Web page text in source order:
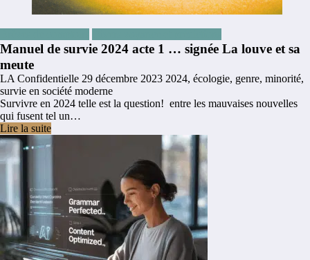
Manuel de survie 2024 acte 1 … signée La louve et sa
meute
LA Confidentielle 29 décembre 2023 2024, écologie, genre, minorité,
survie en société moderne
Survivre en 2024 telle est la question! entre les mauvaises nouvelles
qui fusent tel un…
Lire la suite